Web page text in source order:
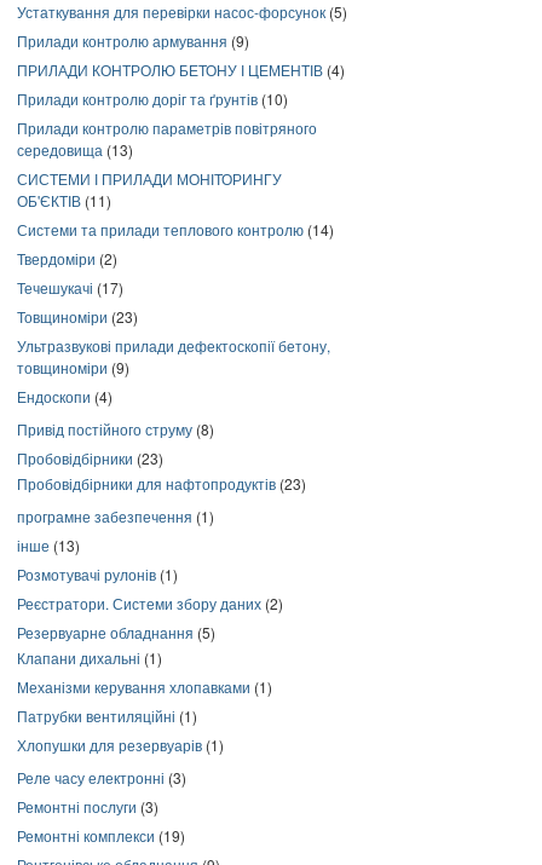
Устаткування для перевірки насос-форсунок (5)
Прилади контролю армування (9)
ПРИЛАДИ КОНТРОЛЮ БЕТОНУ І ЦЕМЕНТІВ (4)
Прилади контролю доріг та ґрунтів (10)
Прилади контролю параметрів повітряного
середовища (13)
СИСТЕМИ І ПРИЛАДИ МОНІТОРИНГУ
ОБ'ЄКТІВ (11)
Системи та прилади теплового контролю (14)
Твердоміри (2)
Течешукачі (17)
Товщиноміри (23)
Ультразвукові прилади дефектоскопії бетону,
товщиноміри (9)
Ендоскопи (4)
Привід постійного струму (8)
Пробовідбірники (23)
Пробовідбірники для нафтопродуктів (23)
програмне забезпечення (1)
інше (13)
Розмотувачі рулонів (1)
Реєстратори. Системи збору даних (2)
Резервуарне обладнання (5)
Клапани дихальні (1)
Механізми керування хлопавками (1)
Патрубки вентиляційні (1)
Хлопушки для резервуарів (1)
Реле часу електронні (3)
Ремонтні послуги (3)
Ремонтні комплекси (19)